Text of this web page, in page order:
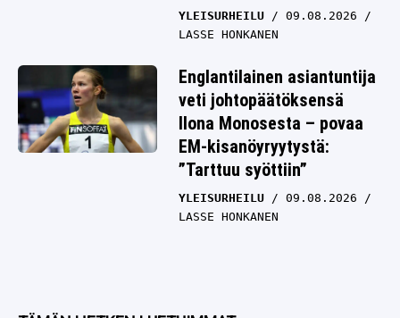
YLEISURHEILU
09.08.2026
LASSE HONKANEN
Englantilainen asiantuntija
veti johtopäätöksensä
Ilona Monosesta – povaa
EM-kisanöyryytystä:
”Tarttuu syöttiin”
YLEISURHEILU
09.08.2026
LASSE HONKANEN